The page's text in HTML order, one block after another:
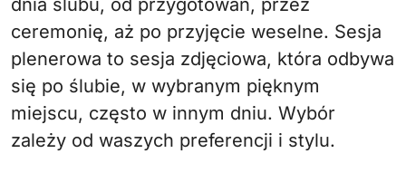
ceremonię, aż po przyjęcie weselne. Sesja
plenerowa to sesja zdjęciowa, która odbywa
się po ślubie, w wybranym pięknym
miejscu, często w innym dniu. Wybór
zależy od waszych preferencji i stylu.